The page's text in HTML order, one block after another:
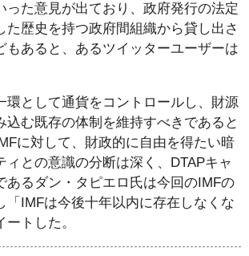
った意見が出ており、政府発行の法定
た歴史を持つ政府間組織から貸し出さ
もあると、あるツイッターユーザーは
環として通貨をコントロールし、財源
込む既存の体制を維持すべきであると
に対して、財政的に自由を得たい暗
ィとの意識の分断は深く、DTAPキャ
あるダン・タピエロ氏は今回のIMFの
「IMFは今後十年以内に存在しなくな
トした。